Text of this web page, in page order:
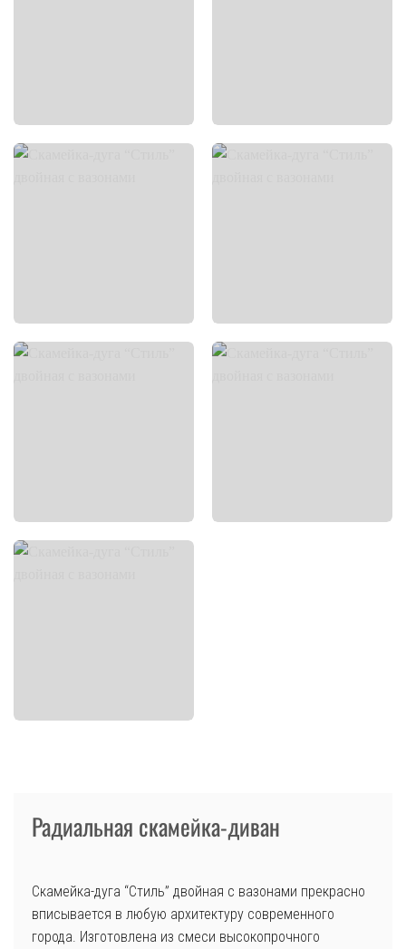
Радиальная скамейка-диван
Скамейка-дуга “Стиль” двойная с вазонами прекрасно
вписывается в любую архитектуру современного
города. Изготовлена из смеси высокопрочного